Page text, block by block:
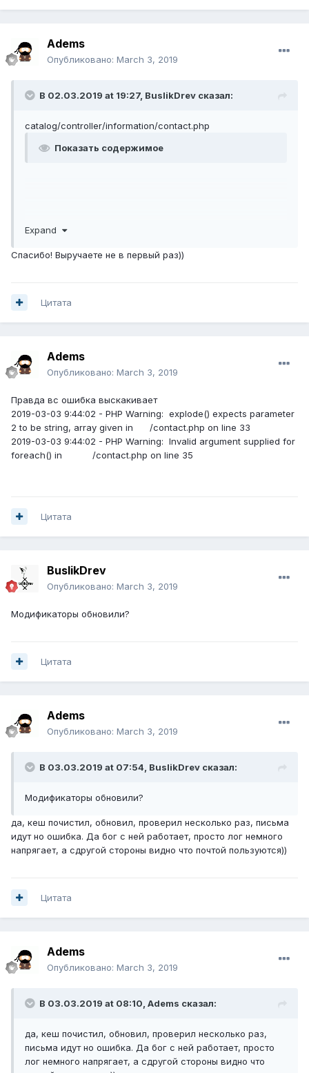
Adems
Опубликовано: March 3, 2019
В 02.03.2019 at 19:27, BuslikDrev сказал:
catalog/controller/information/contact.php
Показать содержимое
Expand
Спасибо! Выручаете не в первый раз))
Цитата
Adems
Опубликовано: March 3, 2019
Правда вс ошибка выскакивает
2019-03-03 9:44:02 - PHP Warning: explode() expects parameter
2 to be string, array given in /contact.php on line 33
2019-03-03 9:44:02 - PHP Warning: Invalid argument supplied for
foreach() in /contact.php on line 35
Цитата
BuslikDrev
Опубликовано: March 3, 2019
Модификаторы обновили?
Цитата
Adems
Опубликовано: March 3, 2019
В 03.03.2019 at 07:54, BuslikDrev сказал:
Модификаторы обновили?
да, кеш почистил, обновил, проверил несколько раз, письма
идут но ошибка. Да бог с ней работает, просто лог немного
напрягает, а сдругой стороны видно что почтой пользуются))
Цитата
Adems
Опубликовано: March 3, 2019
В 03.03.2019 at 08:10, Adems сказал:
да, кеш почистил, обновил, проверил несколько раз,
письма идут но ошибка. Да бог с ней работает, просто
лог немного напрягает, а сдругой стороны видно что